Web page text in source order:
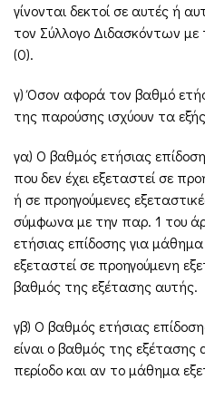
γίνονται δεκτοί σε αυτές ή
τον Σύλλογο Διδασκόντων
(0).
γ) Όσον αφορά τον βαθμό
της παρούσης ισχύουν τα
γα) Ο βαθμός ετήσιας
που δεν έχει εξεταστεί σε
ή σε προηγούμενες
σύμφωνα με την παρ. 1 του
ετήσιας επίδοσης για
εξεταστεί σε προηγούμενη
βαθμός της εξέτασης αυτής.
γβ) Ο βαθμός ετήσιας
είναι ο βαθμός της εξέτασης
περίοδο και αν το μάθημα